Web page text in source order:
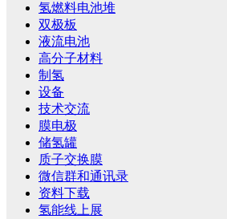
氢燃料电池堆
双极板
液流电池
高分子材料
制氢
设备
技术交流
膜电极
储氢罐
质子交换膜
微信群和通讯录
资料下载
氢能线上展